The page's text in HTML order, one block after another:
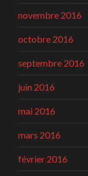
novembre 2016
octobre 2016
septembre 2016
juin 2016
mai 2016
mars 2016
février 2016